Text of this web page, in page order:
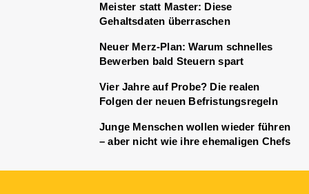
Meister statt Master: Diese
Gehaltsdaten überraschen
Neuer Merz-Plan: Warum schnelles
Bewerben bald Steuern spart
Vier Jahre auf Probe? Die realen
Folgen der neuen Befristungsregeln
Junge Menschen wollen wieder führen
– aber nicht wie ihre ehemaligen Chefs